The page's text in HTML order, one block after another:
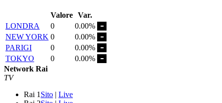
Valore Var.
LONDRA
0
0.00%
NEW YORK 0
0.00%
PARIGI
0
0.00%
TOKYO
0
0.00%
Network Rai
TV
Rai 1 Sito | Live